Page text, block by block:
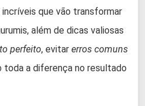
que vão transformar
além de dicas valiosas
perfeito, evitar erros comuns
toda a diferença no resultado